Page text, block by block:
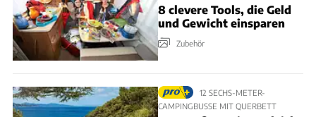
8 clevere Tools, die Geld
und Gewicht einsparen
Zubehör
12 SECHS-METER-
CAMPINGBUSSE MIT QUERBETT